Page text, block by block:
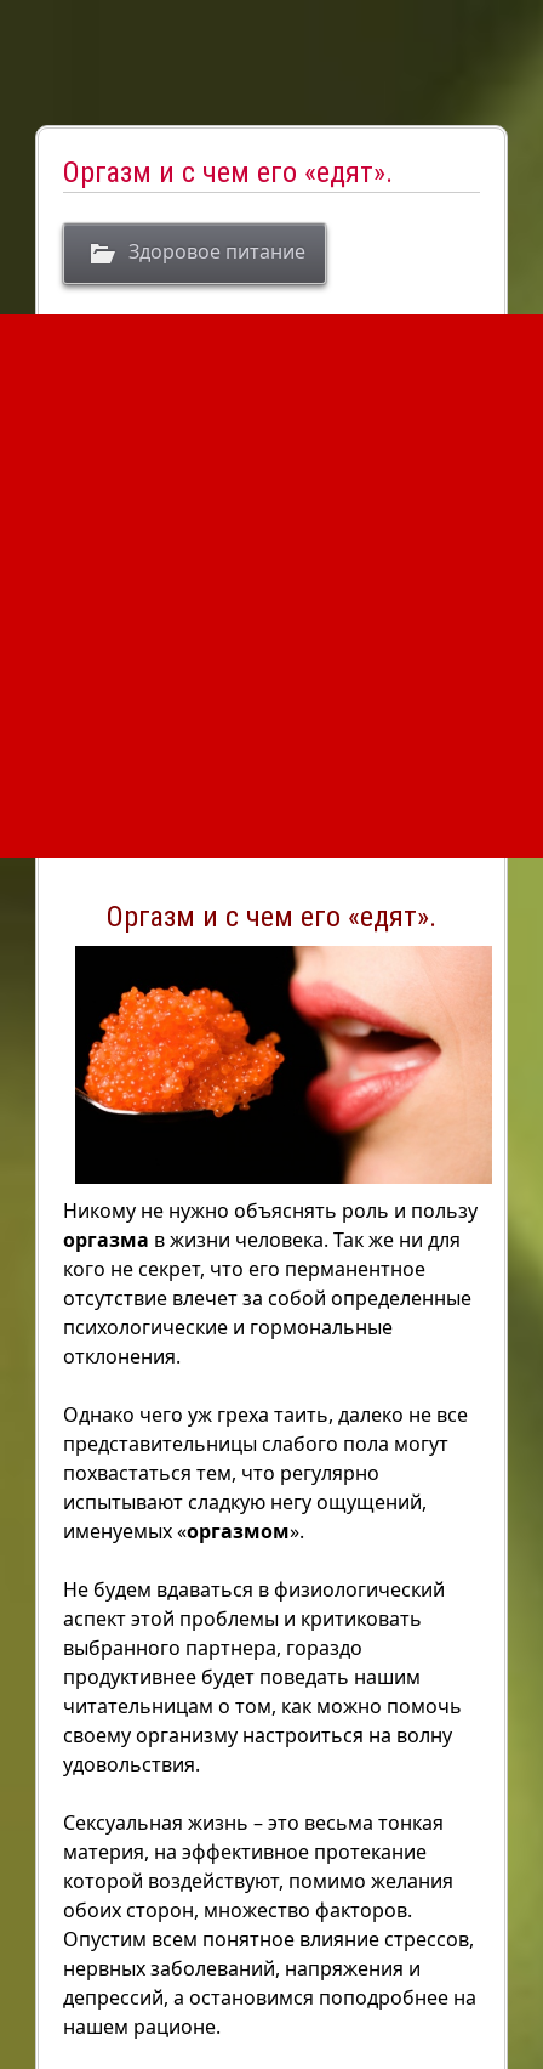
Оргазм и с чем его «едят».
Здоровое питание
Оргазм и с чем его «едят».
Никому не нужно объяснять роль и пользу
оргазма в жизни человека. Так же ни для
кого не секрет, что его перманентное
отсутствие влечет за собой определенные
психологические и гормональные
отклонения.
Однако чего уж греха таить, далеко не все
представительницы слабого пола могут
похвастаться тем, что регулярно
испытывают сладкую негу ощущений,
именуемых «оргазмом».
Не будем вдаваться в физиологический
аспект этой проблемы и критиковать
выбранного партнера, гораздо
продуктивнее будет поведать нашим
читательницам о том, как можно помочь
своему организму настроиться на волну
удовольствия.
Сексуальная жизнь – это весьма тонкая
материя, на эффективное протекание
которой воздействуют, помимо желания
обоих сторон, множество факторов.
Опустим всем понятное влияние стрессов,
нервных заболеваний, напряжения и
депрессий, а остановимся поподробнее на
нашем рационе.